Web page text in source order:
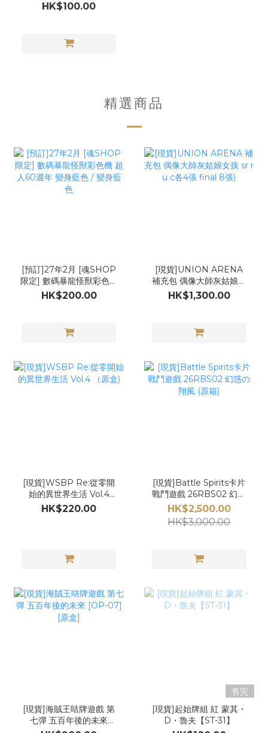
HK$100.00
精選商品
[預訂]27年2月 [魂SHOP
限定] 數碼暴龍怪獸彩色機
超人60週年 變身藍色 / 變
身藍色
HK$200.00
[現貨]UNION ARENA
補充包 偶像大師灰姑娘女
孩 sr r u c各4張 final 8
張)
HK$1,300.00
[現貨]WSBP Re:從零開
始的異世界生活 Vol.4
（原盒)
HK$220.00
[現貨]Battle Spirits卡片
戰鬥遊戲 26RBS02 幻惑
の翔風 (原箱)
HK$2,500.00
HK$3,000.00
[現貨]海賊王咭牌遊戲 第
七彈 五百年後的未來
售完
[現貨]起始牌組 紅 蒙其・
D・魯夫【ST-31】